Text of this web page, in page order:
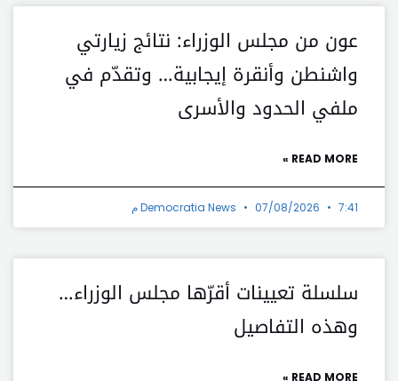
عون من مجلس الوزراء: نتائج زيارتي
واشنطن وأنقرة إيجابية… وتقدّم في
ملفي الحدود والأسرى
READ MORE »
Democratia News 07/08/2026 7:41 م
سلسلة تعيينات أقرّها مجلس الوزراء…
وهذه التفاصيل
READ MORE »